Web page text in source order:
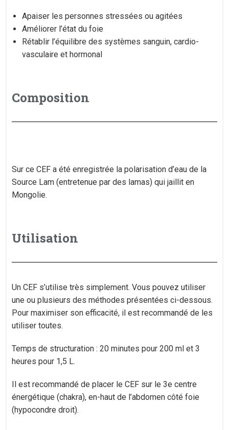
Apaiser les personnes stressées ou agitées
Améliorer l’état du foie
Rétablir l’équilibre des systèmes sanguin, cardio-
vasculaire et hormonal
Composition
Sur ce CEF a été enregistrée la polarisation d’eau de la
Source Lam (entretenue par des lamas) qui jaillit en
Mongolie.
Utilisation
Un CEF s’utilise très simplement. Vous pouvez utiliser
une ou plusieurs des méthodes présentées ci-dessous.
Pour maximiser son efficacité, il est recommandé de les
utiliser toutes.
Temps de structuration : 20 minutes pour 200 ml et 3
heures pour 1,5 L.
Il est recommandé de placer le CEF sur le 3e centre
énergétique (chakra), en-haut de l’abdomen côté foie
(hypocondre droit).